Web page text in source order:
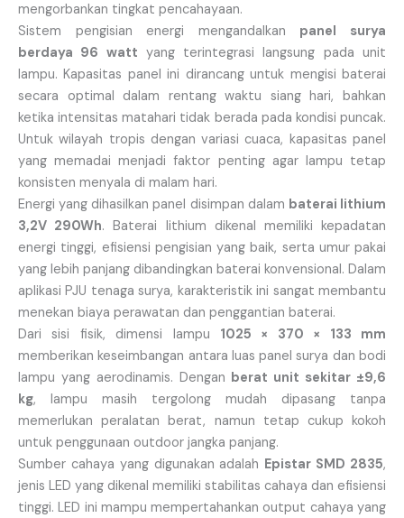
mengorbankan tingkat pencahayaan.
Sistem pengisian energi mengandalkan panel surya
berdaya 96 watt yang terintegrasi langsung pada unit
lampu. Kapasitas panel ini dirancang untuk mengisi baterai
secara optimal dalam rentang waktu siang hari, bahkan
ketika intensitas matahari tidak berada pada kondisi puncak.
Untuk wilayah tropis dengan variasi cuaca, kapasitas panel
yang memadai menjadi faktor penting agar lampu tetap
konsisten menyala di malam hari.
Energi yang dihasilkan panel disimpan dalam baterai lithium
3,2V 290Wh. Baterai lithium dikenal memiliki kepadatan
energi tinggi, efisiensi pengisian yang baik, serta umur pakai
yang lebih panjang dibandingkan baterai konvensional. Dalam
aplikasi PJU tenaga surya, karakteristik ini sangat membantu
menekan biaya perawatan dan penggantian baterai.
Dari sisi fisik, dimensi lampu 1025 × 370 × 133 mm
memberikan keseimbangan antara luas panel surya dan bodi
lampu yang aerodinamis. Dengan berat unit sekitar ±9,6
kg, lampu masih tergolong mudah dipasang tanpa
memerlukan peralatan berat, namun tetap cukup kokoh
untuk penggunaan outdoor jangka panjang.
Sumber cahaya yang digunakan adalah Epistar SMD 2835,
jenis LED yang dikenal memiliki stabilitas cahaya dan efisiensi
tinggi. LED ini mampu mempertahankan output cahaya yang